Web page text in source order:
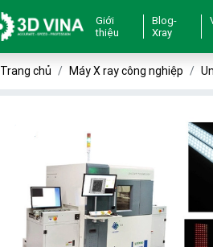
Giới
thiệu
Blog-
Xray
Trang chủ Máy X ray công nghiệp